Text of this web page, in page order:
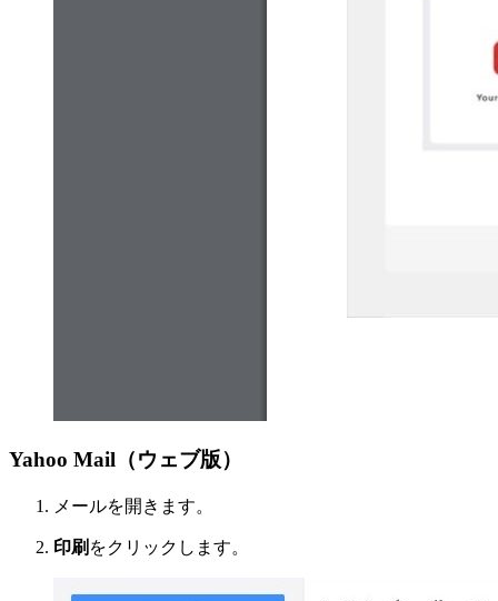
Yahoo Mail（ウェブ版）
メールを開きます。
印刷 をクリックします。